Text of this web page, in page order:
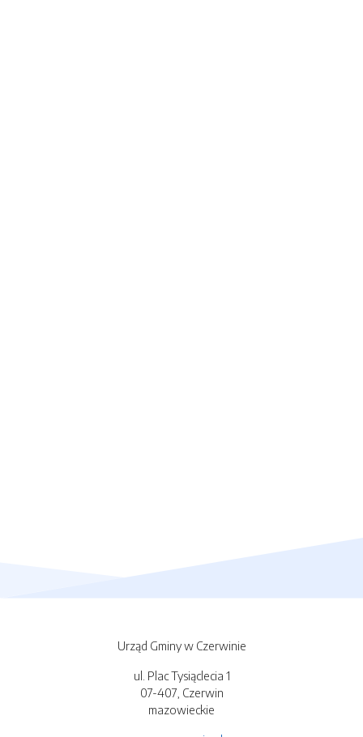
Urząd Gminy w Czerwinie
ul. Plac Tysiąclecia 1
07-407, Czerwin
mazowieckie